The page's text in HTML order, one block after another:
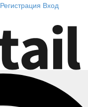
Регистрация Вход